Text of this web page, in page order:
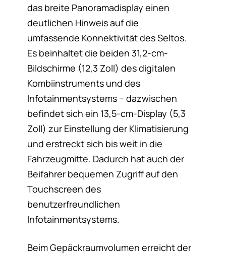
das breite Panoramadisplay einen
deutlichen Hinweis auf die
umfassende Konnektivität des Seltos.
Es beinhaltet die beiden 31,2-cm-
Bildschirme (12,3 Zoll) des digitalen
Kombiinstruments und des
Infotainmentsystems – dazwischen
befindet sich ein 13,5-cm-Display (5,3
Zoll) zur Einstellung der Klimatisierung
und erstreckt sich bis weit in die
Fahrzeugmitte. Dadurch hat auch der
Beifahrer bequemen Zugriff auf den
Touchscreen des
benutzerfreundlichen
Infotainmentsystems.
Beim Gepäckraumvolumen erreicht der